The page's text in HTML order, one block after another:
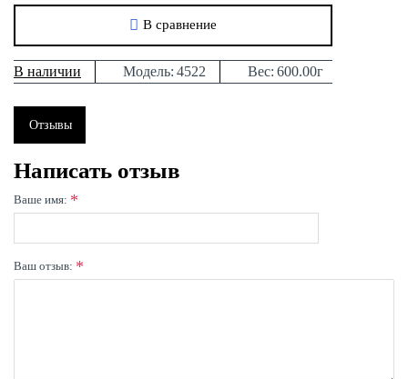
В наличии Модель: 4522 Вес: 600.00г
В сравнение
Отзывы
Написать отзыв
Ваше имя:
Ваш отзыв: